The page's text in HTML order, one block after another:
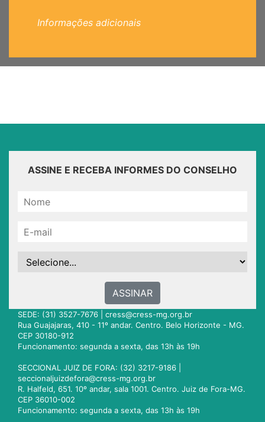
Informações adicionais
ASSINE E RECEBA INFORMES DO CONSELHO
ASSINAR
SEDE: (31) 3527-7676 | cress@cress-mg.org.br
Rua Guajajaras, 410 - 11º andar. Centro. Belo Horizonte - MG.
CEP 30180-912
Funcionamento: segunda a sexta, das 13h às 19h
SECCIONAL JUIZ DE FORA: (32) 3217-9186 |
seccionaljuizdefora@cress-mg.org.br
R. Halfeld, 651. 10º andar, sala 1001. Centro. Juiz de Fora-MG.
CEP 36010-002
Funcionamento: segunda a sexta, das 13h às 19h